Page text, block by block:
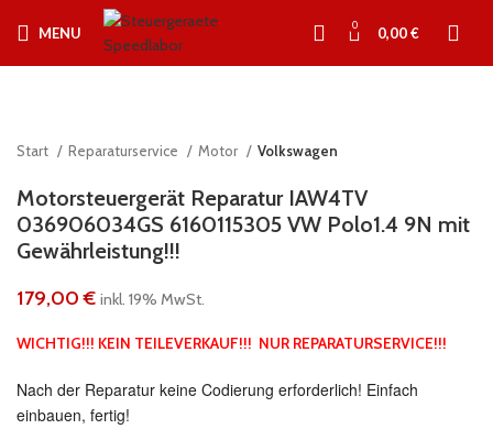
MENU 0 0,00€
Start Reparaturservice Motor Volkswagen
Motorsteuergerät Reparatur IAW4TV
036906034GS 6160115305 VW Polo1.4 9N mit
Gewährleistung!!!
179,00€ inkl. 19% MwSt.
WICHTIG!!! KEIN TEILEVERKAUF!!! NUR REPARATURSERVICE!!!
Nach der Reparatur keine Codierung erforderlich! Einfach
einbauen, fertig!